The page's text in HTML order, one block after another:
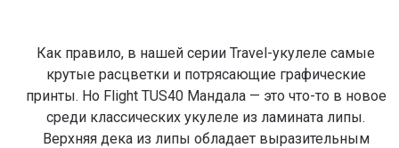
Как правило, в нашей серии Travel-укулеле самые
крутые расцветки и потрясающие графические
принты. Но Flight TUS40 Мандала — это что-то в новое
среди классических укулеле из ламината липы.
Верхняя дека из липы обладает выразительным